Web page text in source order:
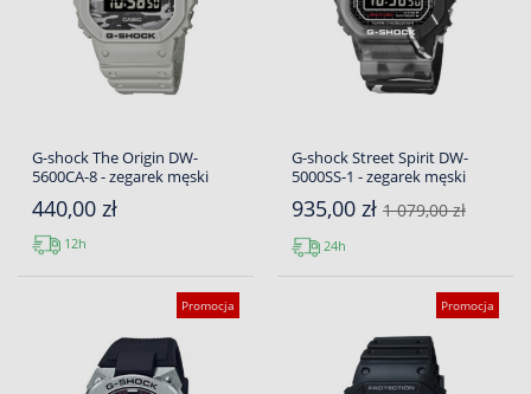
G-shock The Origin DW-
5600CA-8 - zegarek męski
440,00 zł
12h
G-shock Street Spirit DW-
5000SS-1 - zegarek męski
935,00 zł 1 079,00 zł
24h
Promocja Promocja